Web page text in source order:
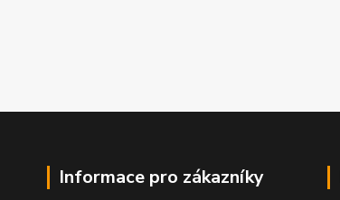
Informace pro zákazníky